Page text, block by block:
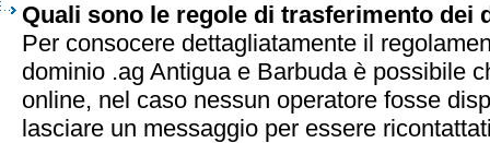
Quali sono le regole di trasferimento dei
Per consocere dettagliatamente il
dominio .ag Antigua e Barbuda è possibile
online, nel caso nessun operatore fosse
lasciare un messaggio per essere